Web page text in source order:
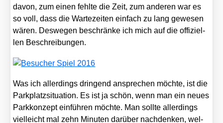
davon, zum einen fehl­te die Zeit, zum ande­ren war es
so voll, dass die War­te­zei­ten ein­fach zu lang gewe­sen
wären. Des­we­gen beschrän­ke ich mich auf die offi­zi­el­
len Beschrei­bun­gen.
Was ich aller­dings drin­gend anspre­chen möch­te, ist die
Park­platz­si­tua­ti­on. Es ist ja schön, wenn man ein neu­es
Park­kon­zept ein­füh­ren möch­te. Man soll­te aller­dings
viel­leicht mal zehn Minu­ten dar­über nach­den­ken, wel­